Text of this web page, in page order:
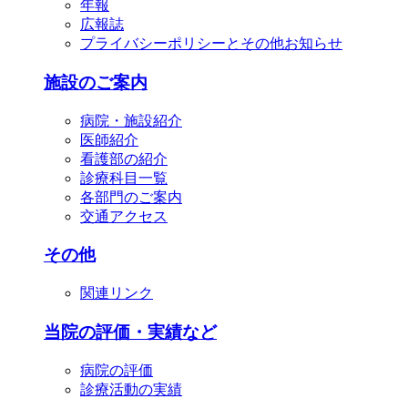
年報
広報誌
プライバシーポリシーとその他お知らせ
施設のご案内
病院・施設紹介
医師紹介
看護部の紹介
診療科目一覧
各部門のご案内
交通アクセス
その他
関連リンク
当院の評価・実績など
病院の評価
診療活動の実績